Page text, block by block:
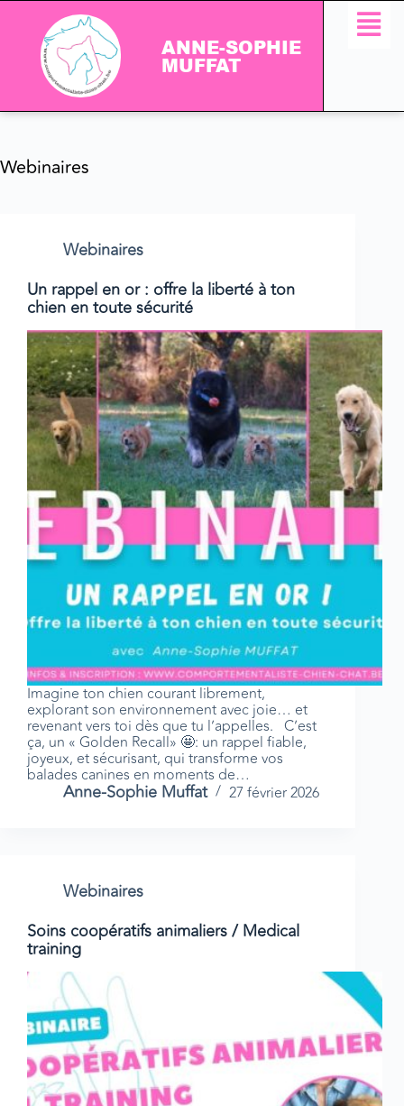
ANNE-SOPHIE
MUFFAT
Webinaires
Webinaires
Un rappel en or : offre la liberté à ton
chien en toute sécurité
Imagine ton chien courant librement,
explorant son environnement avec joie… et
revenant vers toi dès que tu l’appelles. C’est
ça, un « Golden Recall» 🤩: un rappel fiable,
joyeux, et sécurisant, qui transforme vos
balades canines en moments de…
Anne-Sophie Muffat 27 février 2026
Webinaires
Soins coopératifs animaliers / Medical
training